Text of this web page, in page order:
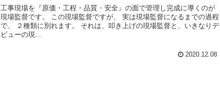
工事現場を『原価・工程・品質・安全』の面で管理し完成に導くのが
現場監督です。 この現場監督ですが、 実は現場監督になるまでの過程
で、 ２種類に別れます。 それは、叩き上げの現場監督と、いきなりデ
ビューの現...
2020.12.08